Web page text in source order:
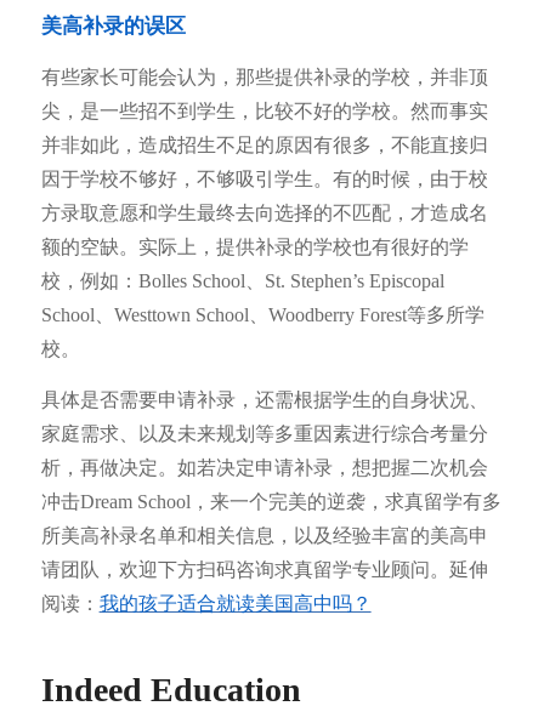
美高补录的误区
有些家长可能会认为，那些提供补录的学校，并非顶
尖，是一些招不到学生，比较不好的学校。然而事实
并非如此，造成招生不足的原因有很多，不能直接归
因于学校不够好，不够吸引学生。有的时候，由于校
方录取意愿和学生最终去向选择的不匹配，才造成名
额的空缺。实际上，提供补录的学校也有很好的学
校，例如：Bolles School、St. Stephen’s Episcopal
School、Westtown School、Woodberry Forest等多所学
校。
具体是否需要申请补录，还需根据学生的自身状况、
家庭需求、以及未来规划等多重因素进行综合考量分
析，再做决定。如若决定申请补录，想把握二次机会
冲击Dream School，来一个完美的逆袭，求真留学有多
所美高补录名单和相关信息，以及经验丰富的美高申
请团队，欢迎下方扫码咨询求真留学专业顾问。延伸
阅读： 我的孩子适合就读美国高中吗？
Indeed Education